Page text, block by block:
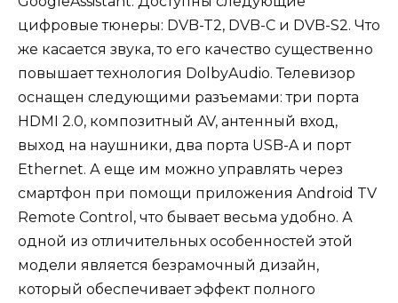
цифровые тюнеры: DVB-T2, DVB-C и DVB-S2. Что
же касается звука, то его качество существенно
повышает технология DolbyAudio. Телевизор
оснащен следующими разъемами: три порта
HDMI 2.0, композитный AV, антенный вход,
выход на наушники, два порта USB-A и порт
Ethernet. А еще им можно управлять через
смартфон при помощи приложения Android TV
Remote Control, что бывает весьма удобно. А
одной из отличительных особенностей этой
модели является безрамочный дизайн,
который обеспечивает эффект полного